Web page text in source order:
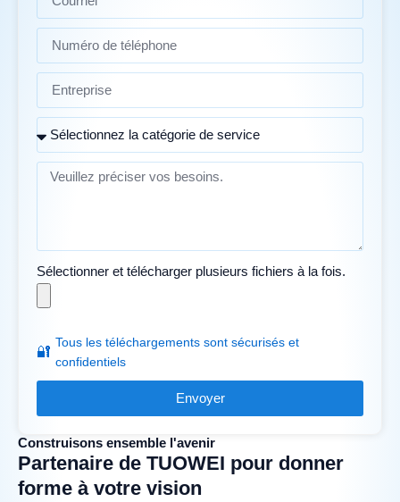
Construisons ensemble l'avenir
Partenaire de TUOWEI pour donner
forme à votre vision
Sélectionner et télécharger plusieurs fichiers à la fois.
🔐
Tous les téléchargements sont sécurisés et
confidentiels
Envoyer